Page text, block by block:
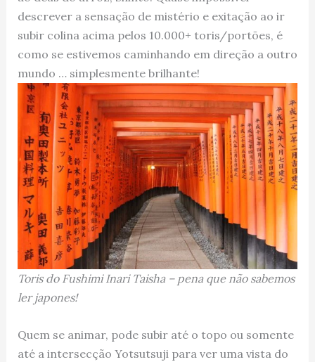
descrever a sensação de mistério e exitação ao ir
subir colina acima pelos 10.000+ toris/portões, é
como se estivemos caminhando em direção a outro
mundo … simplesmente brilhante!
Toris do Fushimi Inari Taisha – pena que não sabemos
ler japones!
Quem se animar, pode subir até o topo ou somente
até a intersecção Yotsutsuji para ver uma vista do